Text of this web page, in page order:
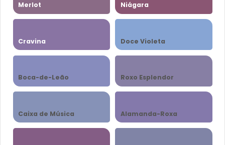
Merlot Niágara
Cravina Doce Violeta
Boca-de-Leão Roxo Esplendor
Caixa de Música Alamanda-Roxa